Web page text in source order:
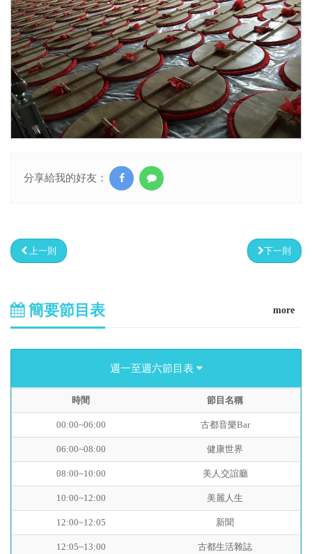
分享給我的好友：
上一則 下一則
簡要節目表 more
週一至週六節目表
時間 節目名稱
00:00~06:00 古都音樂Bar
06:00~08:00 健康世界
08:00~10:00 美人交誼廳
10:00~12:00 美麗人生
12:00~12:05 新聞
12:05~13:00 古都生活雜誌